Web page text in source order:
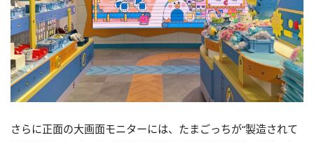
さらに正面の大画面モニターには、たまごっちが“製造されて